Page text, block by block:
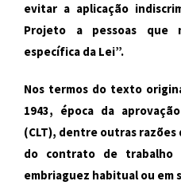
evitar a aplicação
Projeto a pessoas que
específica da Lei”.
Nos termos do texto
1943, época da
(CLT), dentre outras razões
do contrato de trabalho
embriaguez habitual ou em